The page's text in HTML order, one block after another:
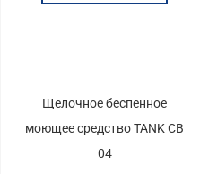
Щелочное беспенное
моющее средство TANK CB
04